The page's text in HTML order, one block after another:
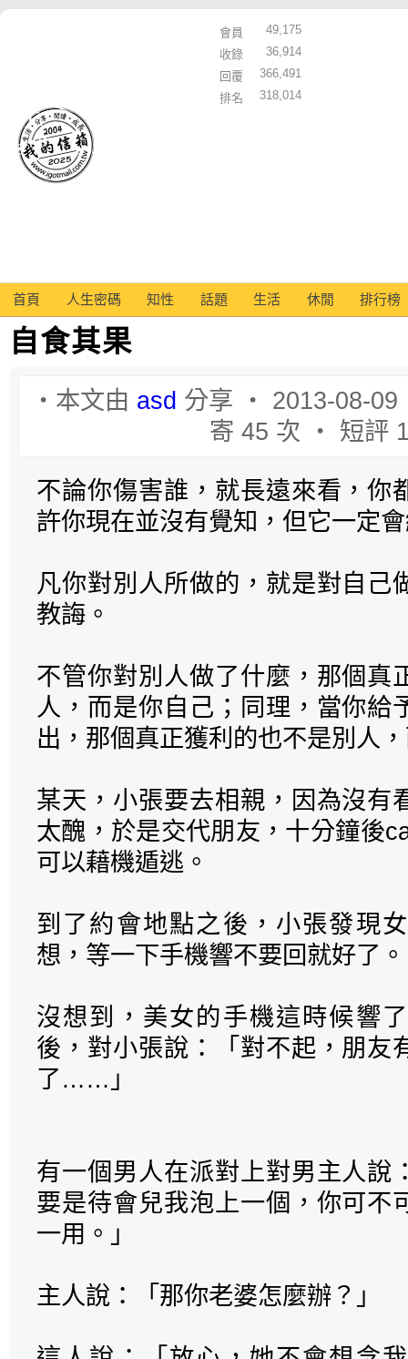
會員
49,175
收錄
36,914
回覆
366,491
排名
318,014
首頁 人生密碼 知性 話題 生活 休閒 排行榜
自食其果
‧本文由 asd 分享 ‧ 2013-08-
寄 45 次 ‧ 短評
不論你傷害誰，就長遠來看，你
許你現在並沒有覺知，但它一定
凡你對別人所做的，就是對自己
教誨。
不管你對別人做了什麼，那個真
人，而是你自己；同理，當你給
出，那個真正獲利的也不是別人
某天，小張要去相親，因為沒有
太醜，於是交代朋友，十分鐘後
可以藉機遁逃。
到了約會地點之後，小張發現
想，等一下手機響不要回就好了。
沒想到，美女的手機這時候響
後，對小張說：「對不起，朋友
了……」
有一個男人在派對上對男主人說
要是待會兒我泡上一個，你可不
一用。」
主人說：「那你老婆怎麼辦？」